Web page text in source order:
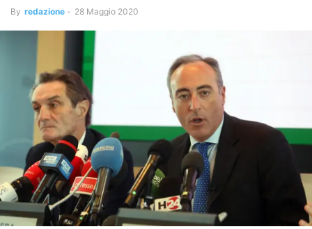
By redazione - 28 Maggio 2020